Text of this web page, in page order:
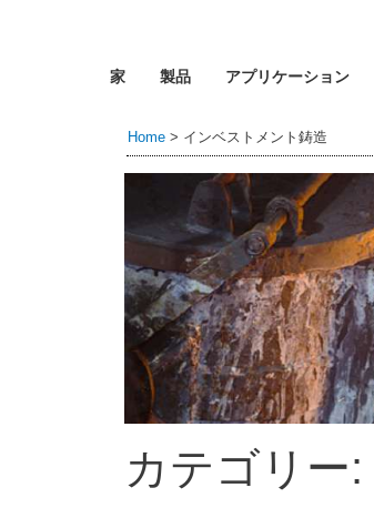
家 製品 アプリケーション
Home > インベストメント鋳造
カテゴリー